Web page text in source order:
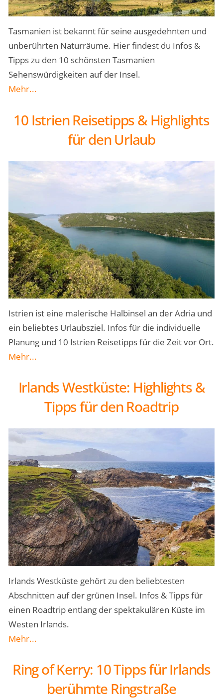
Tasmanien ist bekannt für seine ausgedehnten und
unberührten Naturräume. Hier findest du Infos &
Tipps zu den 10 schönsten Tasmanien
Sehenswürdigkeiten auf der Insel.
Mehr...
10 Istrien Reisetipps & Highlights
für den Urlaub
Istrien ist eine malerische Halbinsel an der Adria und
ein beliebtes Urlaubsziel. Infos für die individuelle
Planung und 10 Istrien Reisetipps für die Zeit vor Ort.
Mehr...
Irlands Westküste: Highlights &
Tipps für den Roadtrip
Irlands Westküste gehört zu den beliebtesten
Abschnitten auf der grünen Insel. Infos & Tipps für
einen Roadtrip entlang der spektakulären Küste im
Westen Irlands.
Mehr...
Ring of Kerry: 10 Tipps für Irlands
berühmte Ringstraße